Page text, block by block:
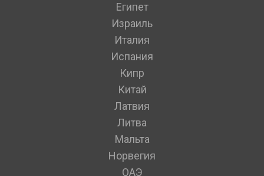
Египет
Израиль
Италия
Испания
Кипр
Китай
Латвия
Литва
Мальта
Норвегия
ОАЭ